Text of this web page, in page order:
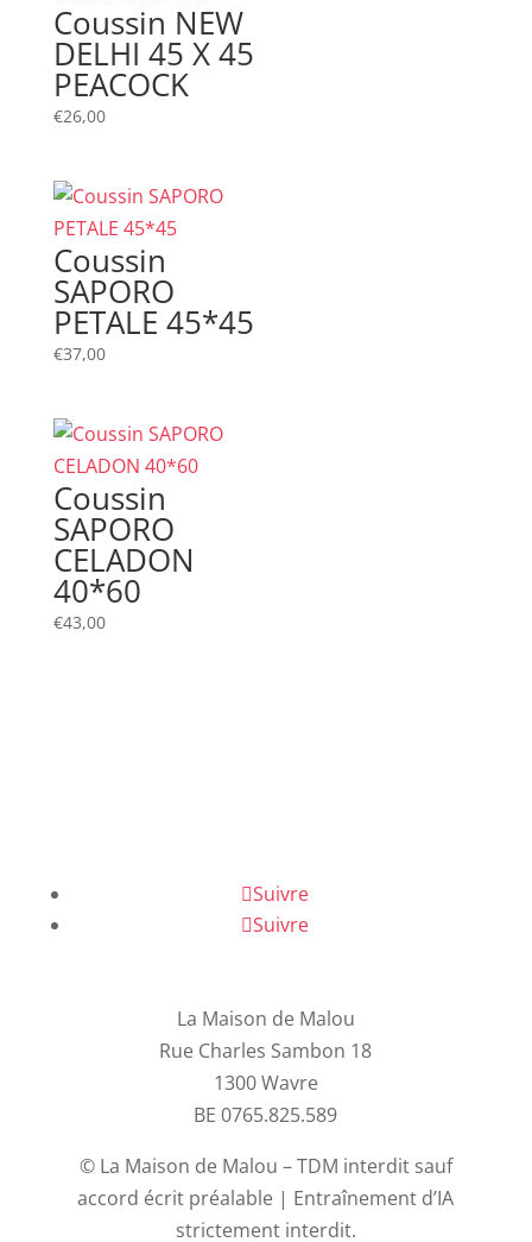
Coussin NEW
DELHI 45 X 45
PEACOCK
€26,00
Coussin
SAPORO
PETALE 45*45
€37,00
Coussin
SAPORO
CELADON
40*60
€43,00
Suivre
Suivre
La Maison de Malou
Rue Charles Sambon 18
1300 Wavre
BE 0765.825.589
© La Maison de Malou – TDM interdit sauf
accord écrit préalable | Entraînement d’IA
strictement interdit.